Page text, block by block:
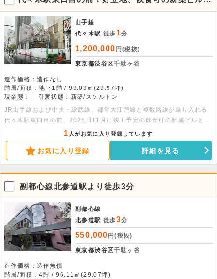
りますので、お早めにお問い合わせください。
なります。
山手線
代々木駅 徒歩 1分
1,200,000 円(税抜)
東京都渋谷区千駄ヶ谷
造作価格：造作なし
階層/面積：地下1階 / 99.09㎡(29.97坪)
現業態：
引渡状態：新築/スケルトン
JR山手線および中央・総武線、都営大江戸線と複数路線が乗り入れる
代々木駅東口目の前。2026日11月に竣工予定の飲食可の新築ビルとな
ります。周辺には人気店やほぼ新宿のれん街があり、繁華街として近年
注目されている人気エリアになります。また周辺にはNTTドコモ代々木
ビルやリンクスクエア新宿といった高層ビルが多く立地しているととも
に、新宿高島屋などの大型商業施設へも徒歩圏内であるため、ビジネス
マンや観光客といった幅広い客層の集客が期待できます。ビル前面に看
板を出せるため、視認性も良好です。なかなか出ない好立地の物件とな
りますので、お早めにお問い合わせください。
1 人がお気に入り登録しています
お気に入り登録 詳細を見る
副都心線北参道駅より徒歩3分
副都心線
北参道駅 徒歩3分
550,000 円(税抜)
東京都渋谷区千駄ヶ谷
造作価格：造作無償
階層/面積：4階 / 96.11㎡(29.07坪)